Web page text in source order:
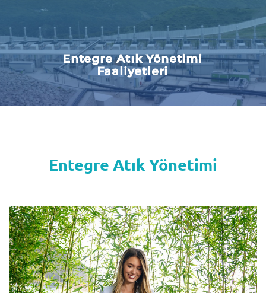
Entegre Atık Yönetimi
Faaliyetleri
Entegre Atık Yönetimi